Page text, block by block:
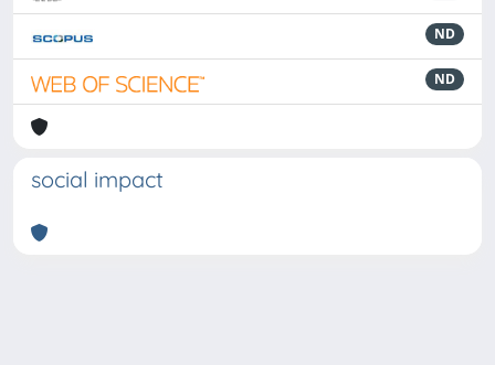
ND
ND
social impact